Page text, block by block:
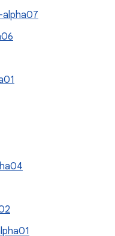
alpha07